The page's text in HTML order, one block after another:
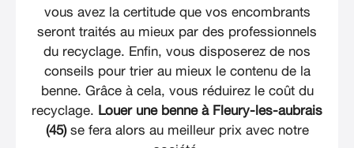
vous avez la certitude que vos encombrants
seront traités au mieux par des professionnels
du recyclage. Enfin, vous disposerez de nos
conseils pour trier au mieux le contenu de la
benne. Grâce à cela, vous réduirez le coût du
recyclage. Louer une benne à Fleury-les-aubrais
(45)se fera alors au meilleur prix avec notre